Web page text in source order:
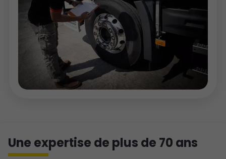
Une expertise de plus de 70 ans